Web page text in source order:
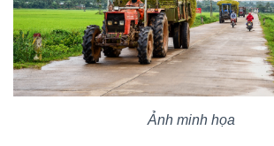
Ảnh minh họa